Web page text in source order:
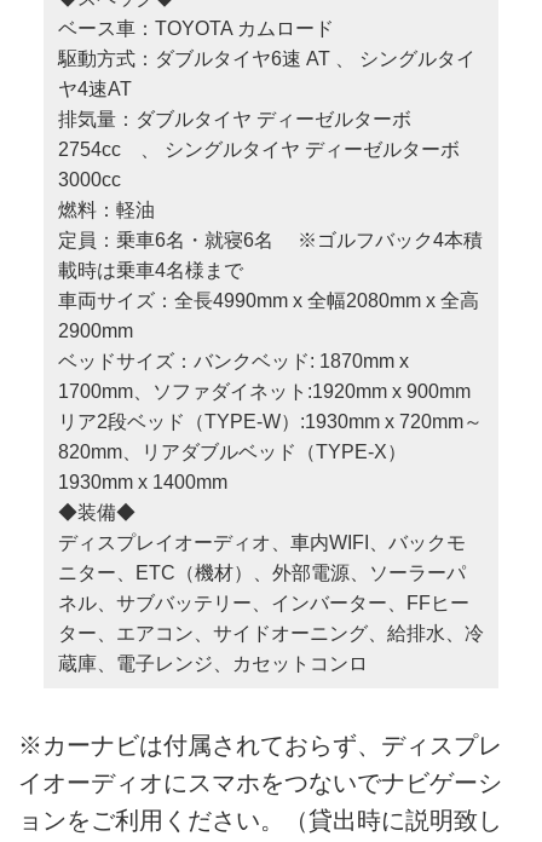
ベース車：TOYOTA カムロード
駆動方式：ダブルタイヤ6速 AT 、 シングルタイ
ヤ4速AT
排気量：ダブルタイヤ ディーゼルターボ
2754cc 、 シングルタイヤ ディーゼルターボ
3000cc
燃料：軽油
定員：乗車6名・就寝6名 ※ゴルフバック4本積
載時は乗車4名様まで
車両サイズ：全長4990mm x 全幅2080mm x 全高
2900mm
ベッドサイズ：バンクベッド: 1870mm x
1700mm、ソファダイネット:1920mm x 900mm
リア2段ベッド（TYPE-W）:1930mm x 720mm～
820mm、リアダブルベッド（TYPE-X）
1930mm x 1400mm
◆装備◆
ディスプレイオーディオ、車内WIFI、バックモ
ニター、ETC（機材）、外部電源、ソーラーパ
ネル、サブバッテリー、インバーター、FFヒー
ター、エアコン、サイドオーニング、給排水、冷
蔵庫、電子レンジ、カセットコンロ
※カーナビは付属されておらず、ディスプレ
イオーディオにスマホをつないでナビゲーシ
ョンをご利用ください。（貸出時に説明致し